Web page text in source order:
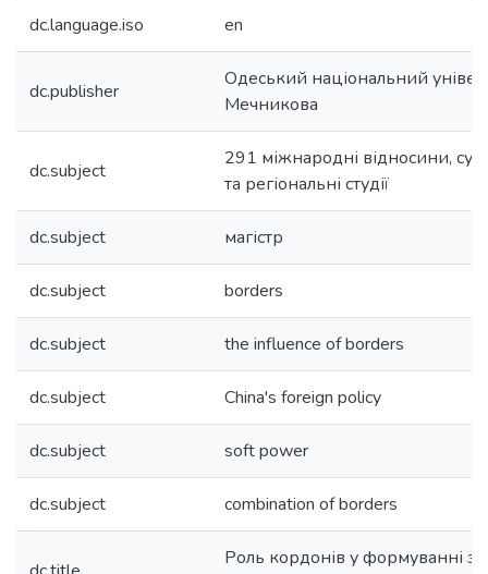
dc.language.iso en
dc.publisher
Одеський національний
Мечникова
dc.subject
291 міжнародні відносини,
та регіональні студії
dc.subject магістр
dc.subject borders
dc.subject the influence of borders
dc.subject China's foreign policy
dc.subject soft power
dc.subject combination of borders
Роль кордонів у формуванні